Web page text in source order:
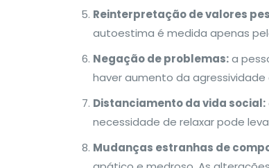
Reinterpretação de valores
autoestima é medida apenas
Negação de problemas:a
haver aumento da agressividade
Distanciamento da vida social:
necessidade de relaxar pode
Mudanças estranhas de